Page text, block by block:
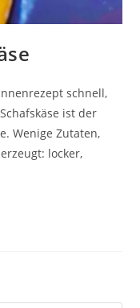
schnell,
ist der
Wenige Zutaten,
locker,